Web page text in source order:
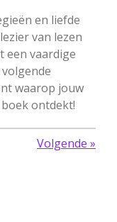
en liefde
van lezen
een vaardige
waarop jouw
ontdekt!
Volgende »